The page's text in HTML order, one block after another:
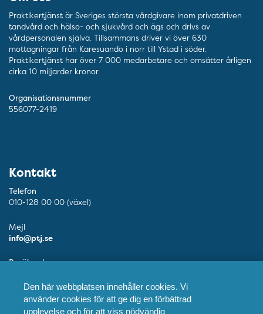
Den här webbplatsen innehåller cookies. Vi
använder cookies för att ge dig en förbättrad
upplevelse och för att viss nödvändig
Praktikertjänst är Sveriges största vårdgivare inom privatdriven
tandvård och hälso- och sjukvård och ägs och drivs av
vårdpersonalen själva. Tillsammans driver vi över 630
mottagningar från Karesuando i norr till Ystad i söder.
Praktikertjänst har över 7 000 medarbetare och omsätter årligen
cirka 10 miljarder kronor.
Organisationsnummer
556077-2419
Kontakt
Telefon
010-128 00 00 (växel)
Mejl
info@ptj.se
Besöksadress
Postadress
Praktikertjänst AB, 103 55 Stockholm